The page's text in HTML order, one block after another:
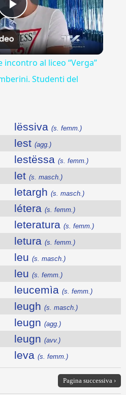
Play
Video
al liceo “Verga”
Studenti del
lëssiva (s. femm.)
lest (agg.)
lestëssa (s. femm.)
let (s. masch.)
letargh (s. masch.)
létera (s. femm.)
leteratura (s. femm.)
letura (s. femm.)
leu (s. masch.)
leu (s. femm.)
leucemìa (s. femm.)
leugh (s. masch.)
leugn (agg.)
leugn (avv.)
leva (s. femm.)
Pagina successiva ›